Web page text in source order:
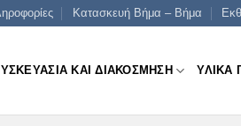
Κατασκευή Βήμα – Βήμα
ΚΑΙ ΔΙΑΚΟΣΜΗΣΗ ΥΛΙΚΑ